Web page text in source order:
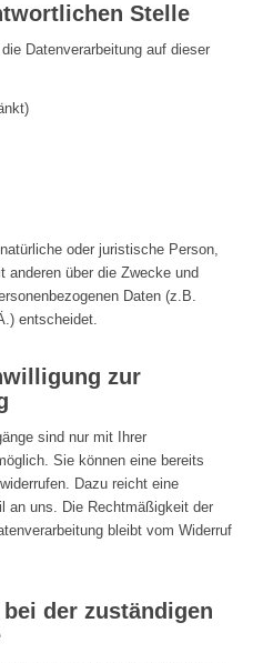
Stelle
Datenverarbeitung auf dieser
oder juristische Person,
anderen über die Zwecke und
Daten (z.B.
entscheidet.
zur
sind nur mit Ihrer
Sie können eine bereits
Dazu reicht eine
an uns. Die Rechtmäßigkeit der
bleibt vom Widerruf
der zuständigen